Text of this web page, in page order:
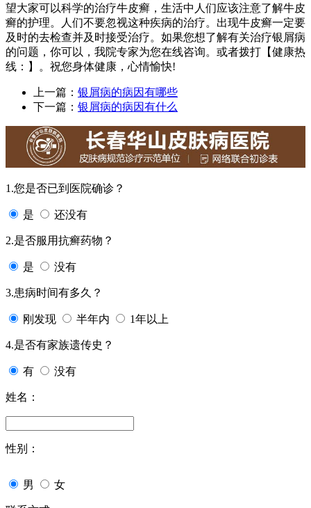
望大家可以科学的治疗牛皮癣，生活中人们应该注意了解牛皮
癣的护理。人们不要忽视这种疾病的治疗。出现牛皮癣一定要
及时的去检查并及时接受治疗。如果您想了解有关治疗银屑病
的问题，你可以，我院专家为您在线咨询。或者拨打【健康热
线：】。祝您身体健康，心情愉快!
上一篇： 银屑病的病因有哪些
下一篇： 银屑病的病因有什么
1.您是否已到医院确诊？
是 还没有
2.是否服用抗癣药物？
是 没有
3.患病时间有多久？
刚发现 半年内 1年以上
4.是否有家族遗传史？
有 没有
姓名：
性别：
男 女